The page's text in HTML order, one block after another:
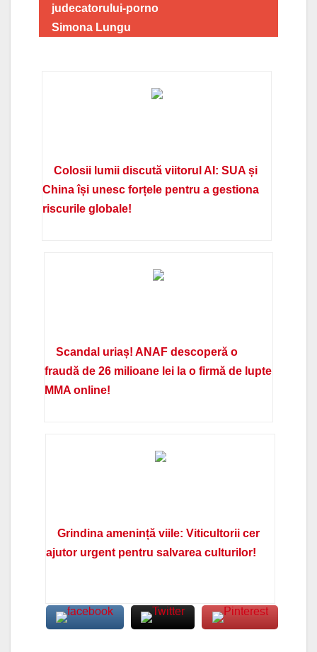
judecatorului-porno
Simona Lungu
Colosii lumii discută viitorul AI: SUA și
China își unesc forțele pentru a gestiona
riscurile globale!
Scandal uriaș! ANAF descoperă o
fraudă de 26 milioane lei la o firmă de lupte
MMA online!
Grindina amenință viile: Viticultorii cer
ajutor urgent pentru salvarea culturilor!